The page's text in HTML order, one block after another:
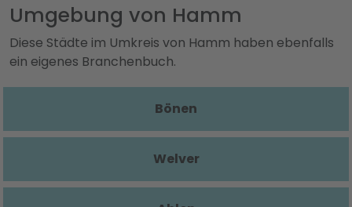
Umgebung von Hamm
Diese Städte im Umkreis von Hamm haben ebenfalls
ein eigenes Branchenbuch.
Bönen
Welver